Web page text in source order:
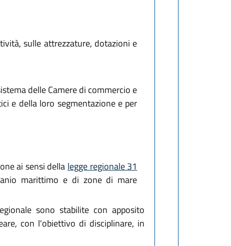
sulle attrezzature, dotazioni e
delle Camere di commercio e
e della loro segmentazione e per
ai sensi della legge regionale 31
marittimo e di zone di mare
sono stabilite con apposito
con l'obiettivo di disciplinare, in